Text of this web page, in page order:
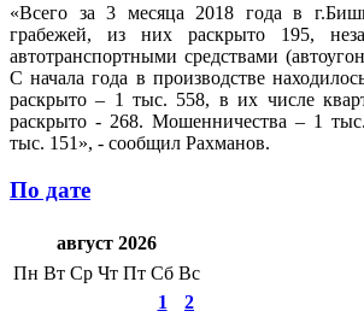
«Всего за 3 месяца 2018 года в
грабежей, из них раскрыто 195,
автотранспортными средствами
С начала года в производстве
раскрыто – 1 тыс. 558, в их числе
раскрыто - 268. Мошенничества – 1
тыс. 151», - сообщил Рахманов.
По дате
август 2026
Пн Вт Ср Чт Пт Сб Вс
1
2